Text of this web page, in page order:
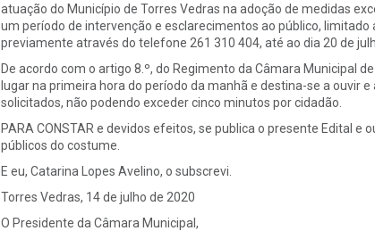
atuação do Município de Torres Vedras na adoção de medidas
um período de intervenção e esclarecimentos ao público,
previamente através do telefone 261 310 404, até ao dia 20 de
De acordo com o artigo 8.º, do Regimento da Câmara Municipal
lugar na primeira hora do período da manhã e destina-se a ouvir
solicitados, não podendo exceder cinco minutos por cidadão.
PARA CONSTAR e devidos efeitos, se publica o presente Edital e
públicos do costume.
E eu, Catarina Lopes Avelino, o subscrevi.
Torres Vedras, 14 de julho de 2020
O Presidente da Câmara Municipal,